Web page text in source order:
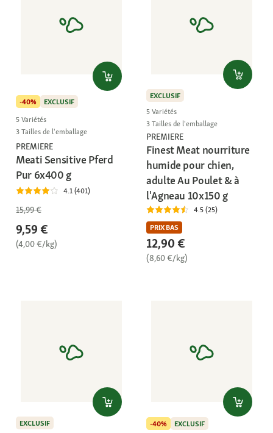
-40%
EXCLUSIF
5 Variétés
3 Tailles de l'emballage
PREMIERE
Meati Sensitive Pferd
Pur 6x400 g
4.1 (401)
15,99 €
9,59 €
(4,00 €/kg)
EXCLUSIF
5 Variétés
3 Tailles de l'emballage
PREMIERE
Finest Meat nourriture
humide pour chien,
adulte Au Poulet & à
l'Agneau 10x150 g
4.5 (25)
PRIX BAS
12,90 €
(8,60 €/kg)
EXCLUSIF -40%
EXCLUSIF